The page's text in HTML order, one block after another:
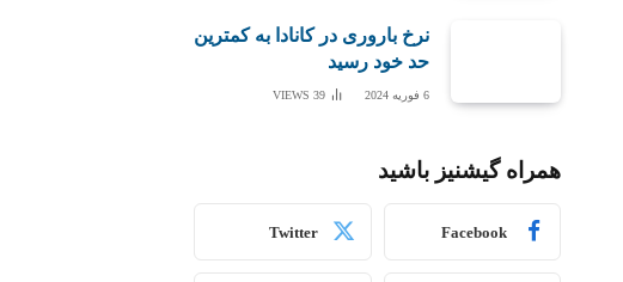
نرخ باروری در کانادا به کمترین
حد خود رسید
6 فوریه 2024 39
VIEWS
همراه گیشنیز باشید
Facebook
Twitter